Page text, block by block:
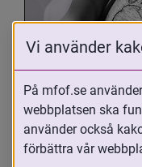
Oavsett om du
adoptivförälder
Vi använder
På mfof.se
webbplatsen ska
använder också
förbättra vår